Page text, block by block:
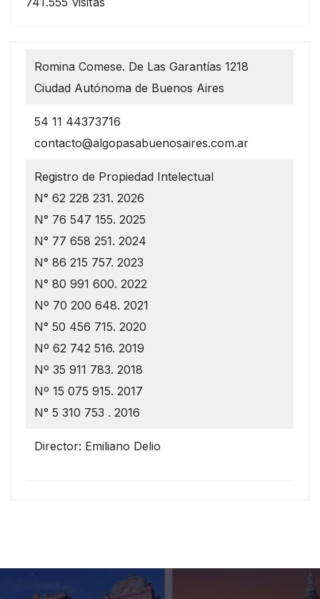
Romina Comese. De Las Garantías 1218
Ciudad Autónoma de Buenos Aires
54 11 44373716
contacto@algopasabuenosaires.com.ar
Registro de Propiedad Intelectual
N° 62 228 231. 2026
N° 76 547 155. 2025
N° 77 658 251. 2024
N° 86 215 757. 2023
N° 80 991 600. 2022
Nº 70 200 648. 2021
N° 50 456 715. 2020
Nº 62 742 516. 2019
Nº 35 911 783. 2018
Nº 15 075 915. 2017
N° 5 310 753 . 2016
Director: Emiliano Delio